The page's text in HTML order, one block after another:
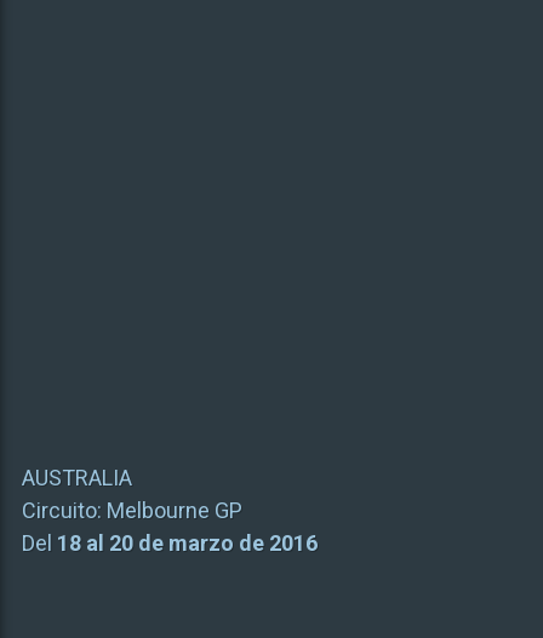
AUSTRALIA
Circuito: Melbourne GP
Del 18 al 20 de marzo de 2016